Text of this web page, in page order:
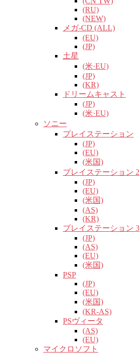
(RU)
(NEW)
メガ-CD (ALL)
(EU)
(JP)
土星
(米·EU)
(JP)
(KR)
ドリームキャスト
(JP)
(米·EU)
ソニー
プレイステーション
(JP)
(EU)
(米国)
プレイステーション 2
(JP)
(EU)
(米国)
(AS)
(KR)
プレイステーション 3
(JP)
(AS)
(EU)
(米国)
PSP
(JP)
(EU)
(米国)
(KR-AS)
PSヴィータ
(AS)
(EU)
マイクロソフト